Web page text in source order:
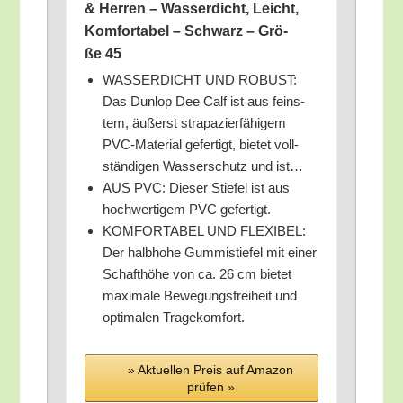
& Her­ren – Was­ser­dicht, Leicht,
Kom­for­ta­bel – Schwarz – Grö­
ße 45
WASSERDICHT UND ROBUST:
Das Dun­lop Dee Calf ist aus feins­
tem, äußerst stra­pa­zier­fä­hi­gem
PVC-Mate­ri­al gefer­tigt, bie­tet voll­
stän­di­gen Was­ser­schutz und ist…
AUS PVC: Die­ser Stie­fel ist aus
hoch­wer­ti­gem PVC gefertigt.
KOMFORTABEL UND FLEXIBEL:
Der halb­ho­he Gum­mi­stie­fel mit einer
Schafthö­he von ca. 26 cm bie­tet
maxi­ma­le Bewe­gungs­frei­heit und
opti­ma­len Tragekomfort.
» Aktu­el­len Preis auf Ama­zon
prü­fen »